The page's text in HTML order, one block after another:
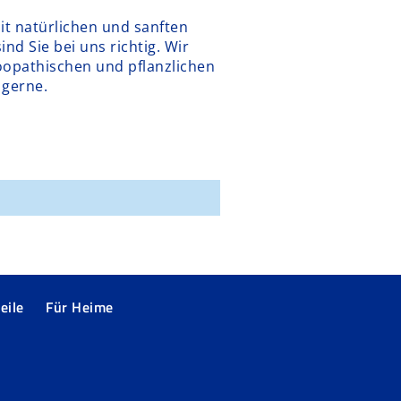
natürlichen und sanften
Sie bei uns richtig. Wir
und pflanzlichen
Für Heime